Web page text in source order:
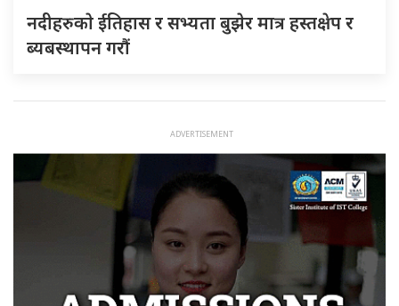
नदीहरुकाे ईतिहास र सभ्यता बुझेर मात्र हस्तक्षेप र
ब्यबस्थापन गराैं